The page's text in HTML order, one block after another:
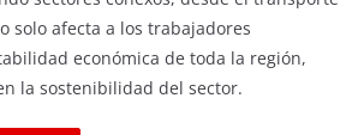
solo afecta a los trabajadores
económica de toda la región,
la sostenibilidad del sector.